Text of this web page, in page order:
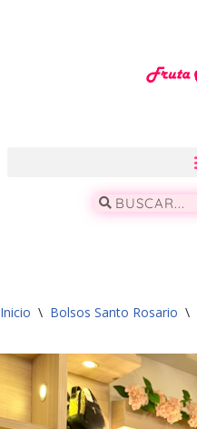
Inicio \ Bolsos Santo Rosario \